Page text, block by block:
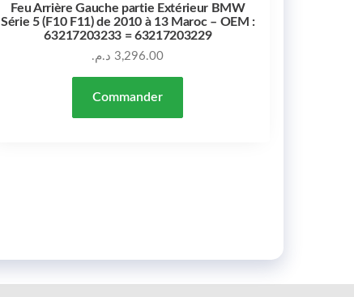
Feu Arrière Gauche partie Extérieur BMW
Série 5 (F10 F11) de 2010 à 13 Maroc – OEM :
63217203233 = 63217203229
3,296.00 د.م.
Commander